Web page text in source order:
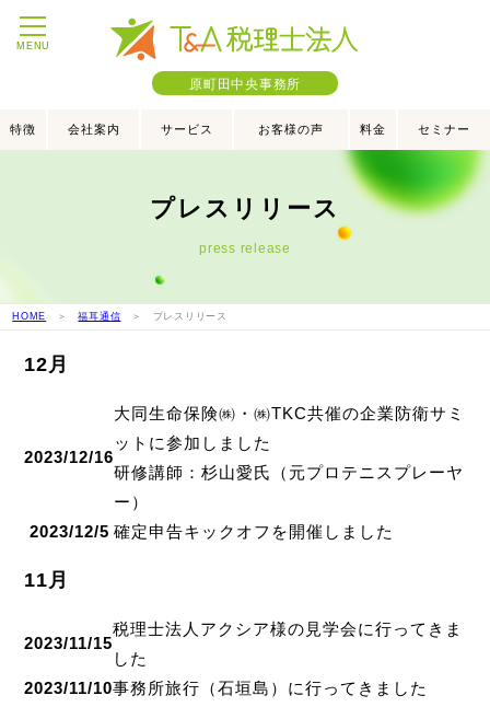
MENU
原町田中央事務所
特徴 会社案内 サービス お客様の声 料金 セミナー
プレスリリース
press release
HOME ＞福耳通信 ＞ プレスリリース
12月
2023/12/16
大同生命保険㈱・㈱TKC共催の企業防衛サミ
ットに参加しました
研修講師：杉山愛氏（元プロテニスプレーヤ
ー）
2023/12/5 確定申告キックオフを開催しました
11月
2023/11/15
税理士法人アクシア様の見学会に行ってきま
した
2023/11/10事務所旅行（石垣島）に行ってきました